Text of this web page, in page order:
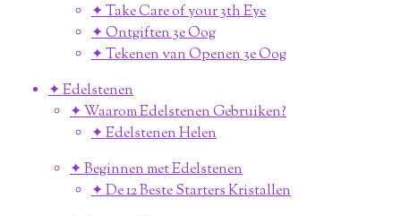
✦ Take Care of your 3th Eye
✦ Ontgiften 3e Oog
✦ Tekenen van Openen 3e Oog
✦ Edelstenen
✦ Waarom Edelstenen Gebruiken?
✦ Edelstenen Helen
✦ Beginnen met Edelstenen
✦ De 12 Beste Starters Kristallen